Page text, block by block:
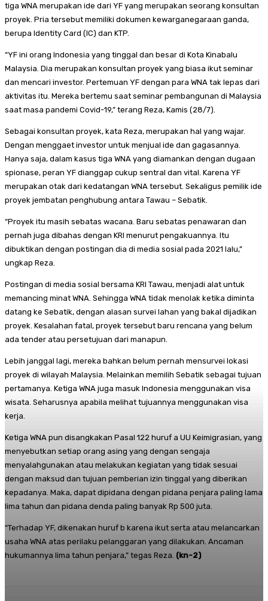
tiga WNA merupakan ide dari YF yang merupakan seorang konsultan
proyek. Pria tersebut memiliki dokumen kewarganegaraan ganda,
berupa Identity Card (IC) dan KTP.
“YF ini orang Indonesia yang tinggal dan besar di Kota Kinabalu
Malaysia. Dia merupakan konsultan proyek yang biasa ikut seminar
dan mencari investor. Pertemuan YF dengan para WNA tak lepas dari
aktivitas itu. Mereka bertemu saat seminar pembangunan di Malaysia
saat masa pandemi Covid-19,” terang Reza, Kamis (28/7).
Sebagai konsultan proyek, kata Reza, merupakan hal yang wajar.
Dengan menggaet investor untuk menjual ide dan gagasannya.
Hanya saja, dalam kasus tiga WNA yang diamankan dengan dugaan
spionase, peran YF dianggap cukup sentral dan vital. Karena YF
merupakan otak dari kedatangan WNA tersebut. Sekaligus pemilik ide
proyek jembatan penghubung antara Tawau – Sebatik.
“Proyek itu masih sebatas wacana. Baru sebatas penawaran dan
pernah juga dibahas dengan KRI menurut pengakuannya. Itu
dibuktikan dengan postingan dia di media sosial pada 2021 lalu,”
ungkap Reza.
Postingan di media sosial bersama KRI Tawau, menjadi alat untuk
memancing minat WNA. Sehingga WNA tidak menolak ketika diminta
datang ke Sebatik, dengan alasan survei lahan yang bakal dijadikan
proyek. Kesalahan fatal, proyek tersebut baru rencana yang belum
ada tender atau persetujuan dari manapun.
Lebih janggal lagi, mereka bahkan belum pernah mensurvei lokasi
proyek di wilayah Malaysia. Melainkan memilih Sebatik sebagai tujuan
pertamanya. Ketiga WNA juga masuk Indonesia menggunakan visa
wisata. Seharusnya apabila melihat tujuannya menggunakan visa
kerja.
Ketiga WNA pun disangkakan Pasal 122 huruf a UU Keimigrasian, yang
menyebutkan setiap orang asing yang dengan sengaja
menyalahgunakan atau melakukan kegiatan yang tidak sesuai
dengan maksud dan tujuan pemberian izin tinggal yang diberikan
kepadanya. Maka, dapat dipidana dengan pidana penjara paling lama
lima tahun dan pidana denda paling banyak Rp 500 juta.
“Terhadap YF, dikenakan huruf b karena ikut serta atau melancarkan
usaha WNA atas perilaku pelanggaran yang dilakukan. Ancaman
hukumannya lima tahun penjara,” tegas Reza. (kn-2)